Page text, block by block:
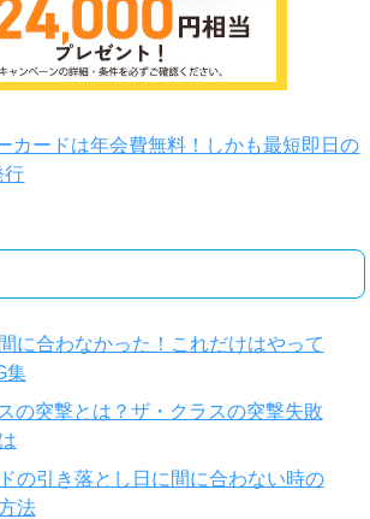
カードは年会費無料！しかも最短即日の
行
に合わなかった！これだけはやって
集
の突撃とは？ザ・クラスの突撃失敗
の引き落とし日に間に合わない時の
法